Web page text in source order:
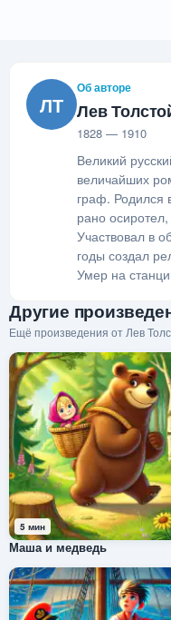
ЛТ
Об авторе
Лев
1828 — 1910
Великий
величайших
граф. Родился
рано
Участвовал в
годы создал
Умер на
Другие
Ещё произведения от Лев
5 мин
Маша и медведь